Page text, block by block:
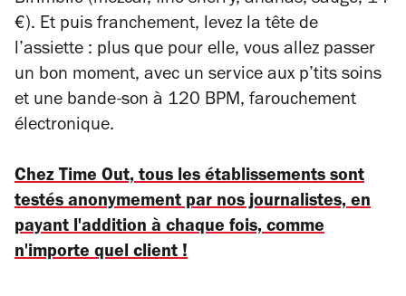
€). Et puis franchement, levez la tête de
l’assiette : plus que pour elle, vous allez passer
un bon moment, avec un service aux p’tits soins
et une bande-son à 120 BPM, farouchement
électronique.
Chez Time Out, tous les établissements sont
testés anonymement par nos journalistes, en
payant l'addition à chaque fois, comme
n'importe quel client !